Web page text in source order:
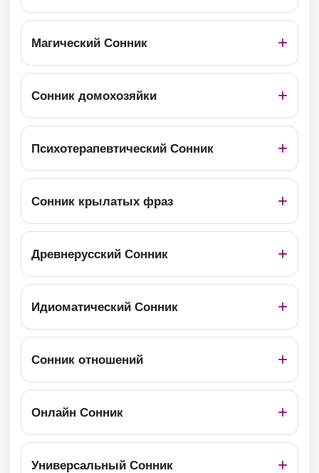
Магический Сонник
Сонник домохозяйки
Психотерапевтический Сонник
Сонник крылатых фраз
Древнерусский Сонник
Идиоматический Сонник
Сонник отношений
Онлайн Сонник
Универсальный Сонник